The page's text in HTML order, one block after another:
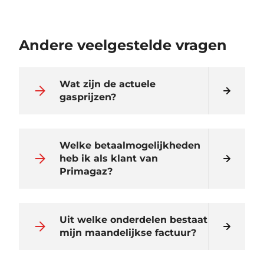
Andere veelgestelde vragen
Wat zijn de actuele
gasprijzen?
Welke betaalmogelijkheden
heb ik als klant van
Primagaz?
Uit welke onderdelen bestaat
mijn maandelijkse factuur?